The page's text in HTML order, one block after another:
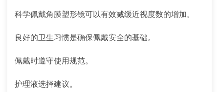
科学佩戴角膜塑形镜可以有效减缓近视度数的增加。
良好的卫生习惯是确保佩戴安全的基础。
佩戴时遵守使用规范。
护理液选择建议。